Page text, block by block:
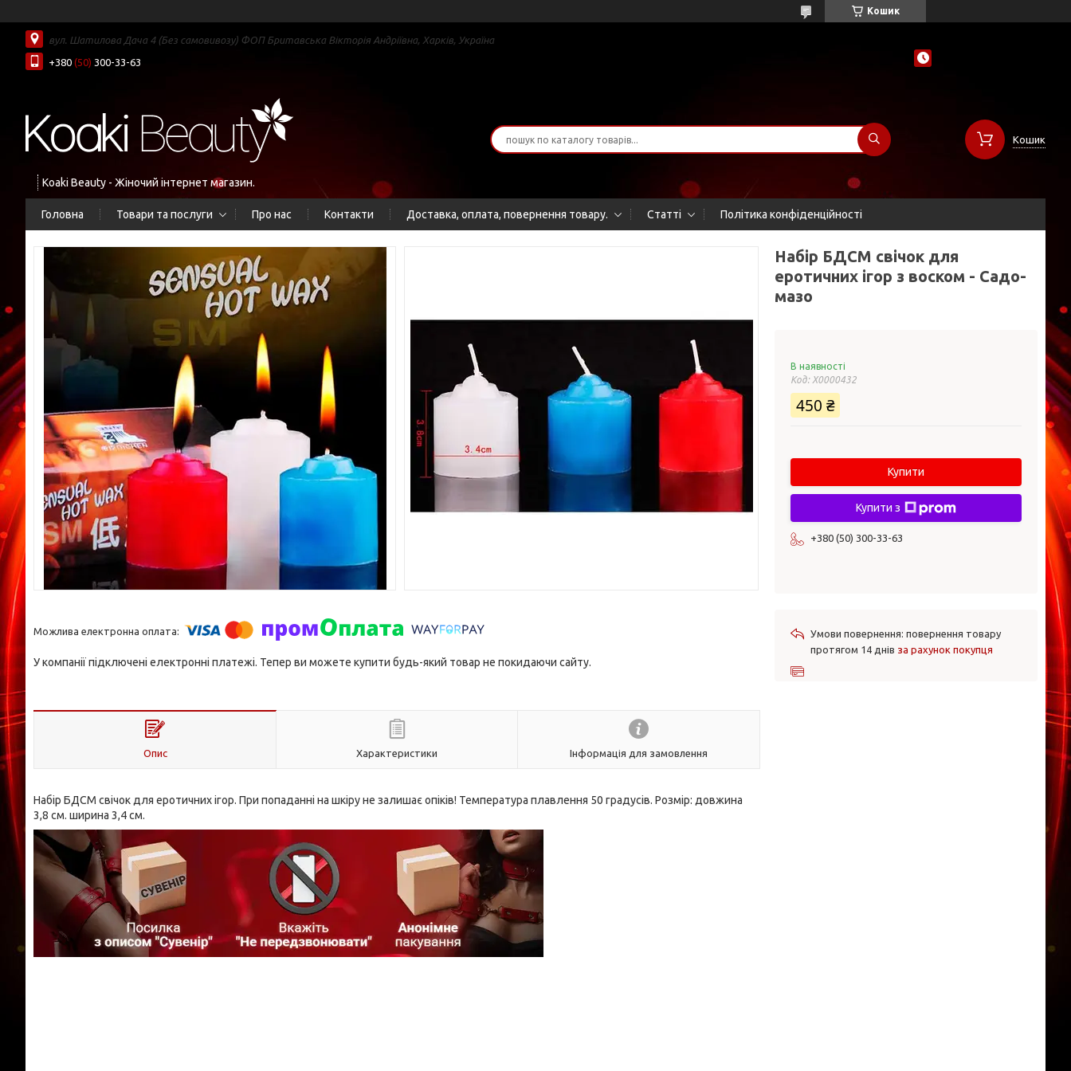
Кошик
вул. Шатилова Дача 4 (Без самовивозу) ФОП Бритавська Вікторія Андріївна, Харків, Україна
+380 (50) 300-33-63
Koaki Beauty - Жіночий інтернет магазин.
Кошик
Головна Товари та послуги Про нас Контакти Доставка, оплата, повернення товару. Статті Політика конфіденційності
У компанії підключені електронні платежі. Тепер ви можете купити будь-який товар не покидаючи сайту.
Опис Характеристики Інформація для замовлення
Набір БДСМ свічок для еротичних ігор. При попаданні на шкіру не залишає опіків! Температура плавлення 50 градусів. Розмір: довжина
3,8 см. ширина 3,4 см.
Набір БДСМ свічок для
еротичних ігор з воском - Садо-
мазо
В наявності
Код: X0000432
450 ₴
Купити
Купити з
+380 (50) 300-33-63
повернення товару
протягом 14 днів за рахунок покупця